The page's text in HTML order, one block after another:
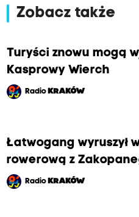
Zobacz także
Turyści znowu mogą
Kasprowy Wierch
Radio KRAKÓW
Łatwogang wyruszył
rowerową z
Radio KRAKÓW